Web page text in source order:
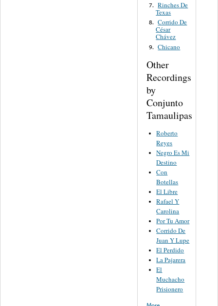
7. Rinches De
Texas
8. Corrido De
César
Chávez
9. Chicano
Other
Recordings
by
Conjunto
Tamaulipas
Roberto
Reyes
Negro Es Mi
Destino
Con
Botellas
El Libre
Rafael Y
Carolina
Por Tu Amor
Corrido De
Juan Y Lupe
El Perdido
La Pajarera
El
Muchacho
Prisionero